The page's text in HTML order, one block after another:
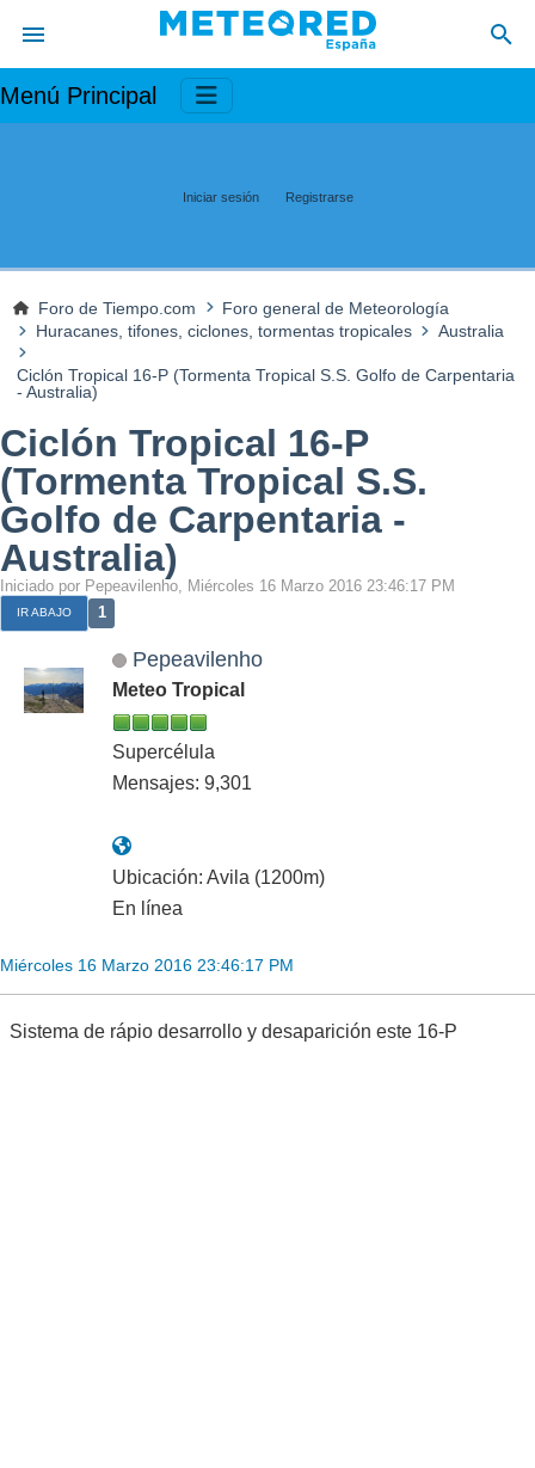
Menú Principal
Iniciar sesión Registrarse
Foro de Tiempo.com
Foro general de Meteorología
Huracanes, tifones, ciclones, tormentas tropicales
Australia
Ciclón Tropical 16-P (Tormenta Tropical S.S. Golfo de Carpentaria
- Australia)
Ciclón Tropical 16-P
(Tormenta Tropical S.S.
Golfo de Carpentaria -
Australia)
Iniciado por Pepeavilenho, Miércoles 16 Marzo 2016 23:46:17 PM
IR ABAJO 1
Pepeavilenho
Meteo Tropical
Supercélula
Mensajes: 9,301
Ubicación: Avila (1200m)
En línea
Miércoles 16 Marzo 2016 23:46:17 PM
Sistema de rápio desarrollo y desaparición este 16-P